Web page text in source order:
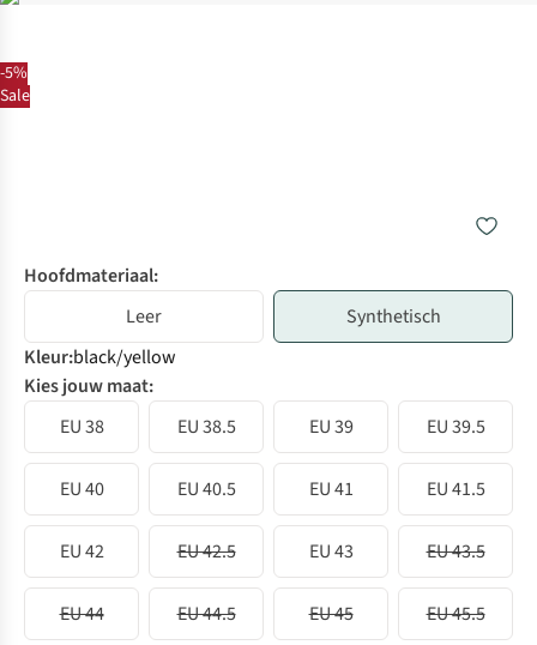
-5%
Sale
Hoofdmateriaal:
Leer
Synthetisch
Kleur:black/yellow
Kies jouw maat:
EU 38
EU 38.5 EU 39 EU 39.5
EU 40 EU 40.5 EU 41 EU 41.5
EU 42 EU 42.5 EU 43 EU 43.5
EU 44 EU 44.5 EU 45 EU 45.5